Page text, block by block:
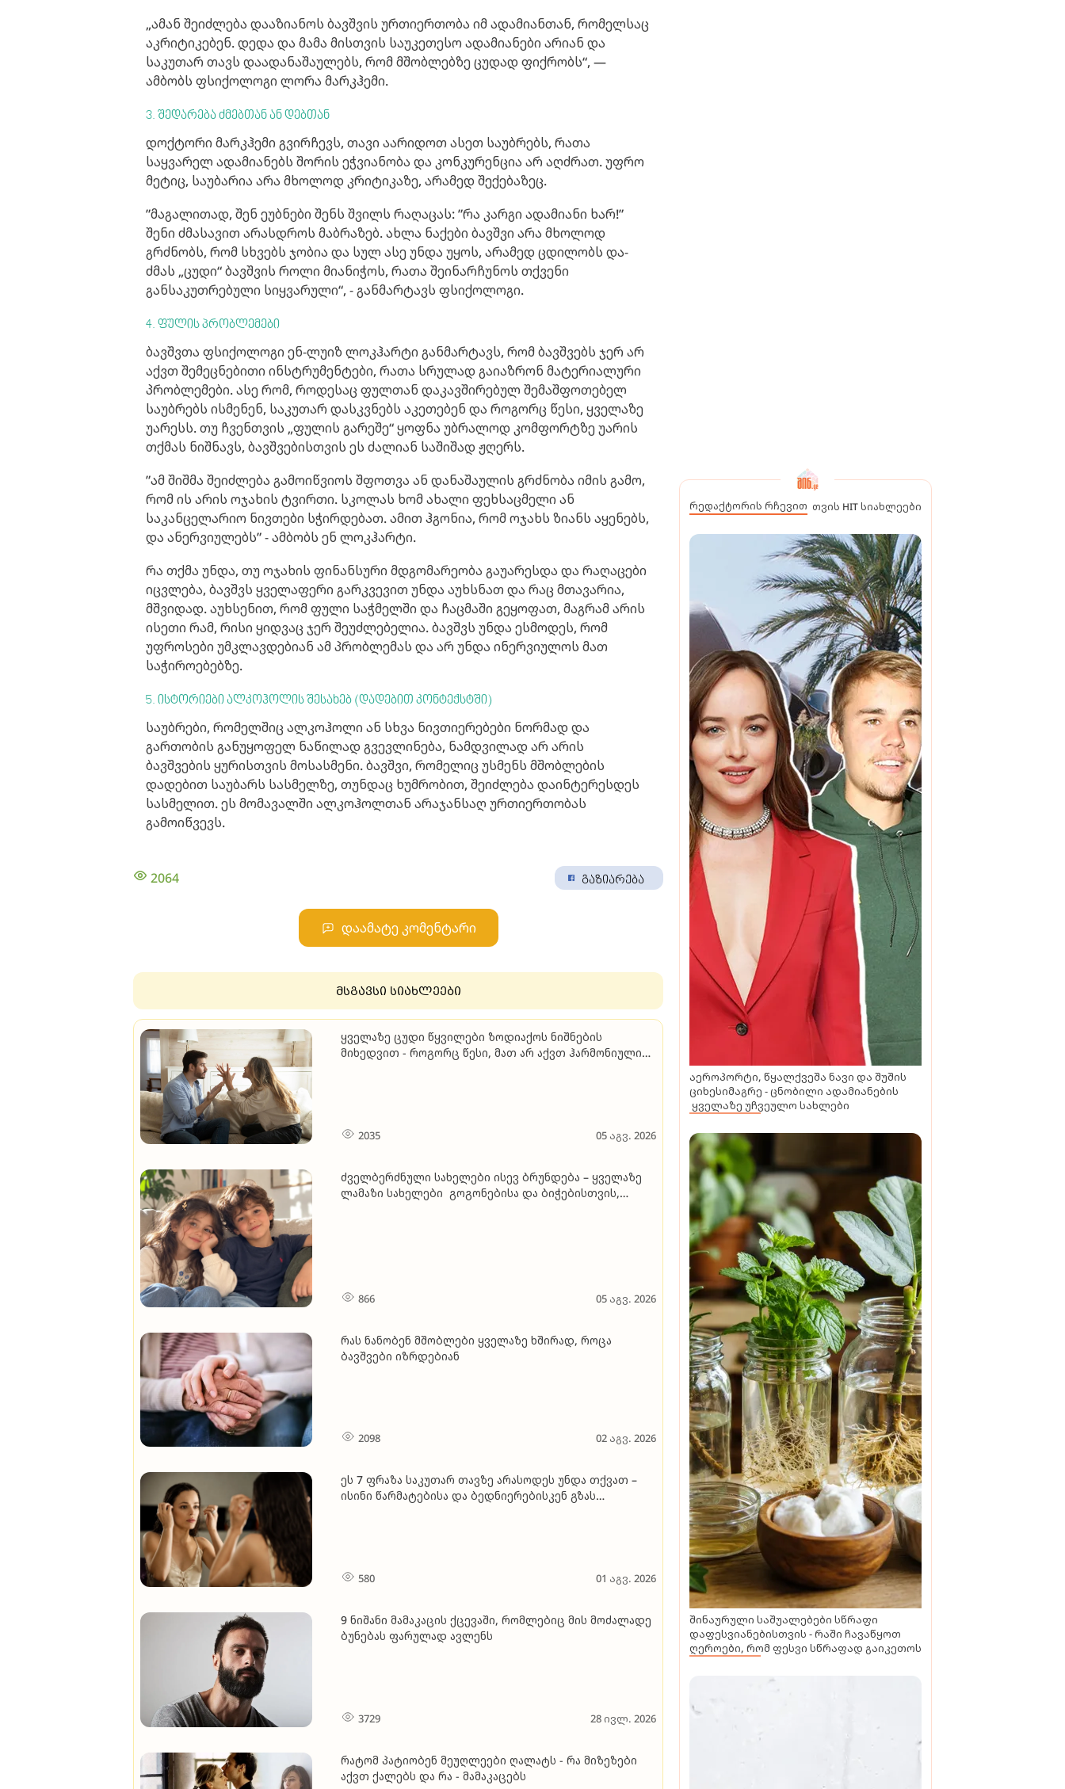
„ამან შეიძლება დააზიანოს ბავშვის ურთიერთობა იმ ადამიანთან, რომელსაც
აკრიტიკებენ. დედა და მამა მისთვის საუკეთესო ადამიანები არიან და
საკუთარ თავს დაადანაშაულებს, რომ მშობლებზე ცუდად ფიქრობს“, —
ამბობს ფსიქოლოგი ლორა მარკჰემი.
3. შედარება ძმებთან ან დებთან
დოქტორი მარკჰემი გვირჩევს, თავი აარიდოთ ასეთ საუბრებს, რათა
საყვარელ ადამიანებს შორის ეჭვიანობა და კონკურენცია არ აღძრათ. უფრო
მეტიც, საუბარია არა მხოლოდ კრიტიკაზე, არამედ შექებაზეც.
”მაგალითად, შენ ეუბნები შენს შვილს რაღაცას: ”რა კარგი ადამიანი ხარ!”
შენი ძმასავით არასდროს მაბრაზებ. ახლა ნაქები ბავშვი არა მხოლოდ
გრძნობს, რომ სხვებს ჯობია და სულ ასე უნდა უყოს, არამედ ცდილობს და-
ძმას „ცუდი“ ბავშვის როლი მიანიჭოს, რათა შეინარჩუნოს თქვენი
განსაკუთრებული სიყვარული“, - განმარტავს ფსიქოლოგი.
4. ფულის პრობლემები
ბავშვთა ფსიქოლოგი ენ-ლუიზ ლოკჰარტი განმარტავს, რომ ბავშვებს ჯერ არ
აქვთ შემეცნებითი ინსტრუმენტები, რათა სრულად გაიაზრონ მატერიალური
პრობლემები. ასე რომ, როდესაც ფულთან დაკავშირებულ შემაშფოთებელ
საუბრებს ისმენენ, საკუთარ დასკვნებს აკეთებენ და როგორც წესი, ყველაზე
უარესს. თუ ჩვენთვის „ფულის გარეშე“ ყოფნა უბრალოდ კომფორტზე უარის
თქმას ნიშნავს, ბავშვებისთვის ეს ძალიან საშიშად ჟღერს.
”ამ შიშმა შეიძლება გამოიწვიოს შფოთვა ან დანაშაულის გრძნობა იმის გამო,
რომ ის არის ოჯახის ტვირთი. სკოლას ხომ ახალი ფეხსაცმელი ან
საკანცელარიო ნივთები სჭირდებათ. ამით ჰგონია, რომ ოჯახს ზიანს აყენებს,
და ანერვიულებს” - ამბობს ენ ლოკჰარტი.
რა თქმა უნდა, თუ ოჯახის ფინანსური მდგომარეობა გაუარესდა და რაღაცები
იცვლება, ბავშვს ყველაფერი გარკვევით უნდა აუხსნათ და რაც მთავარია,
მშვიდად. აუხსენით, რომ ფული საჭმელში და ჩაცმაში გეყოფათ, მაგრამ არის
ისეთი რამ, რისი ყიდვაც ჯერ შეუძლებელია. ბავშვს უნდა ესმოდეს, რომ
უფროსები უმკლავდებიან ამ პრობლემას და არ უნდა ინერვიულოს მათ
საჭიროებებზე.
5. ისტორიები ალკოჰოლის შესახებ (დადებით კონტექსტში)
საუბრები, რომელშიც ალკოჰოლი ან სხვა ნივთიერებები ნორმად და
გართობის განუყოფელ ნაწილად გვევლინება, ნამდვილად არ არის
ბავშვების ყურისთვის მოსასმენი. ბავშვი, რომელიც უსმენს მშობლების
დადებით საუბარს სასმელზე, თუნდაც ხუმრობით, შეიძლება დაინტერესდეს
სასმელით. ეს მომავალში ალკოჰოლთან არაჯანსაღ ურთიერთობას
გამოიწვევს.
2064 გაზიარება
დაამატე კომენტარი
მსგავსი სიახლეები
ყველაზე ცუდი წყვილები ზოდიაქოს ნიშნების
მიხედვით - როგორც წესი, მათ არ აქვთ ჰარმონიული
2035 05 აგვ. 2026
ძველბერძნული სახელები ისევ ბრუნდება – ყველაზე
ლამაზი სახელები გოგონებისა და ბიჭებისთვის,
866 05 აგვ. 2026
რას ნანობენ მშობლები ყველაზე ხშირად, როცა
ბავშვები იზრდებიან
2098 02 აგვ. 2026
ეს 7 ფრაზა საკუთარ თავზე არასოდეს უნდა თქვათ –
ისინი წარმატებისა და ბედნიერებისკენ გზას
580 01 აგვ. 2026
9 ნიშანი მამაკაცის ქცევაში, რომლებიც მის მოძალადე
ბუნებას ფარულად ავლენს
3729 28 ივლ. 2026
რატომ პატიობენ მეუღლეები ღალატს - რა მიზეზები
აქვთ ქალებს და რა - მამაკაცებს
რედაქტორის რჩევით თვის HIT სიახლეები
აეროპორტი, წყალქვეშა ნავი და შუშის
ციხესიმაგრე - ცნობილი ადამიანების
ყველაზე უჩვეულო სახლები
შინაურული საშუალებები სწრაფი
დაფესვიანებისთვის - რაში ჩავაწყოთ
ღეროები, რომ ფესვი სწრაფად გაიკეთოს